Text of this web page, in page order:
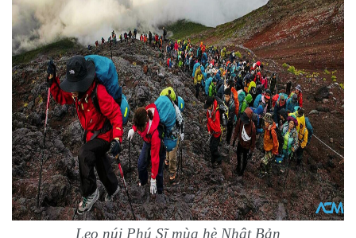
Leo núi Phú Sĩ mùa hè Nhật Bản